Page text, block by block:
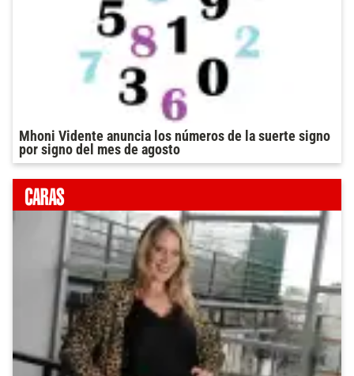
Mhoni Vidente anuncia los números de la suerte signo
por signo del mes de agosto